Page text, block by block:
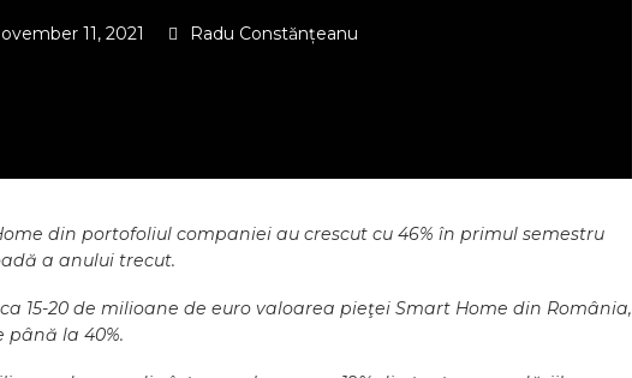
11, 2021 Radu Constănțeanu
din portofoliul companiei au crescut cu 46% în primul semestru
a anului trecut.
15-20 de milioane de euro valoarea pieţei Smart Home din România,
până la 40%.